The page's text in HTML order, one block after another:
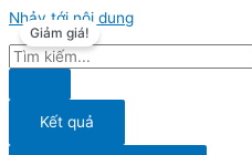
Nhảy tới nội dung
Kết quả
Giảm giá!